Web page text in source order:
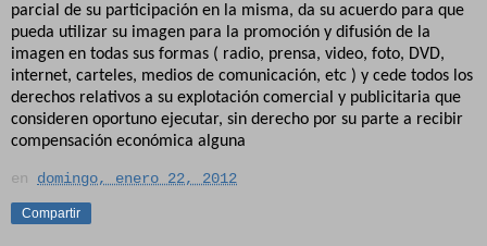
parcial de su participación en la misma, da su acuerdo para que
pueda utilizar su imagen para la promoción y difusión de la
imagen en todas sus formas ( radio, prensa, video, foto, DVD,
internet, carteles, medios de comunicación, etc ) y cede todos los
derechos relativos a su explotación comercial y publicitaria que
consideren oportuno ejecutar, sin derecho por su parte a recibir
compensación económica alguna
en domingo, enero 22, 2012
Compartir